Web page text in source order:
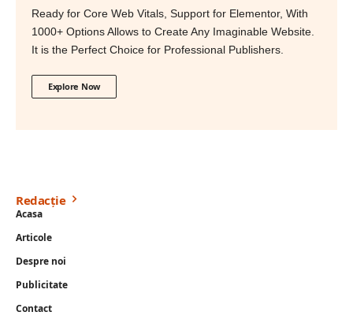
Ready for Core Web Vitals, Support for Elementor, With
1000+ Options Allows to Create Any Imaginable Website.
It is the Perfect Choice for Professional Publishers.
Explore Now
Redacție
Acasa
Articole
Despre noi
Publicitate
Contact